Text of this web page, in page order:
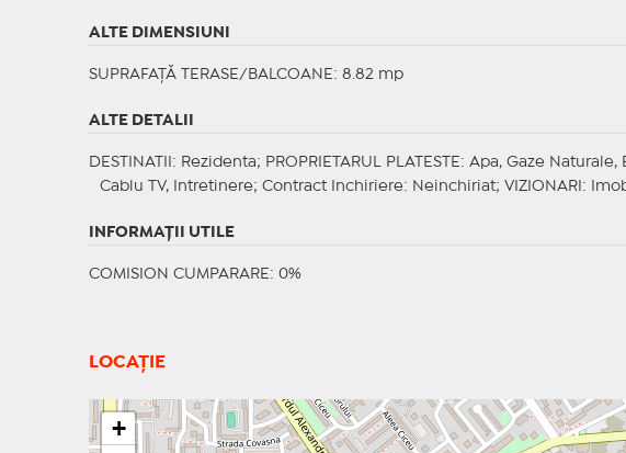
ALTE DIMENSIUNI
SUPRAFAȚĂ TERASE/BALCOANE: 8.82 mp
ALTE DETALII
DESTINATII : Rezidenta; PROPRIETARUL PLATESTE : Apa, Gaze
Cablu TV, Intretinere; Contract Inchiriere: Neinchiriat; VIZIONARI :
INFORMAŢII UTILE
COMISION CUMPARARE: 0%
LOCAȚIE
+